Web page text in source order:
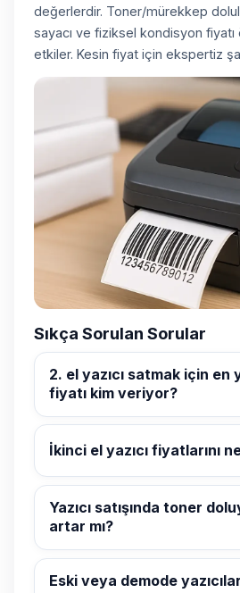
değerlerdir. Toner/mürekkep
sayacı ve fiziksel kondisyon
etkiler. Kesin fiyat için ekspertiz
Sıkça Sorulan Sorular
2. el yazıcı satmak için en
fiyatı kim veriyor?
İkinci el yazıcı fiyatlarını
Yazıcı satışında toner
artar mı?
Eski veya demode